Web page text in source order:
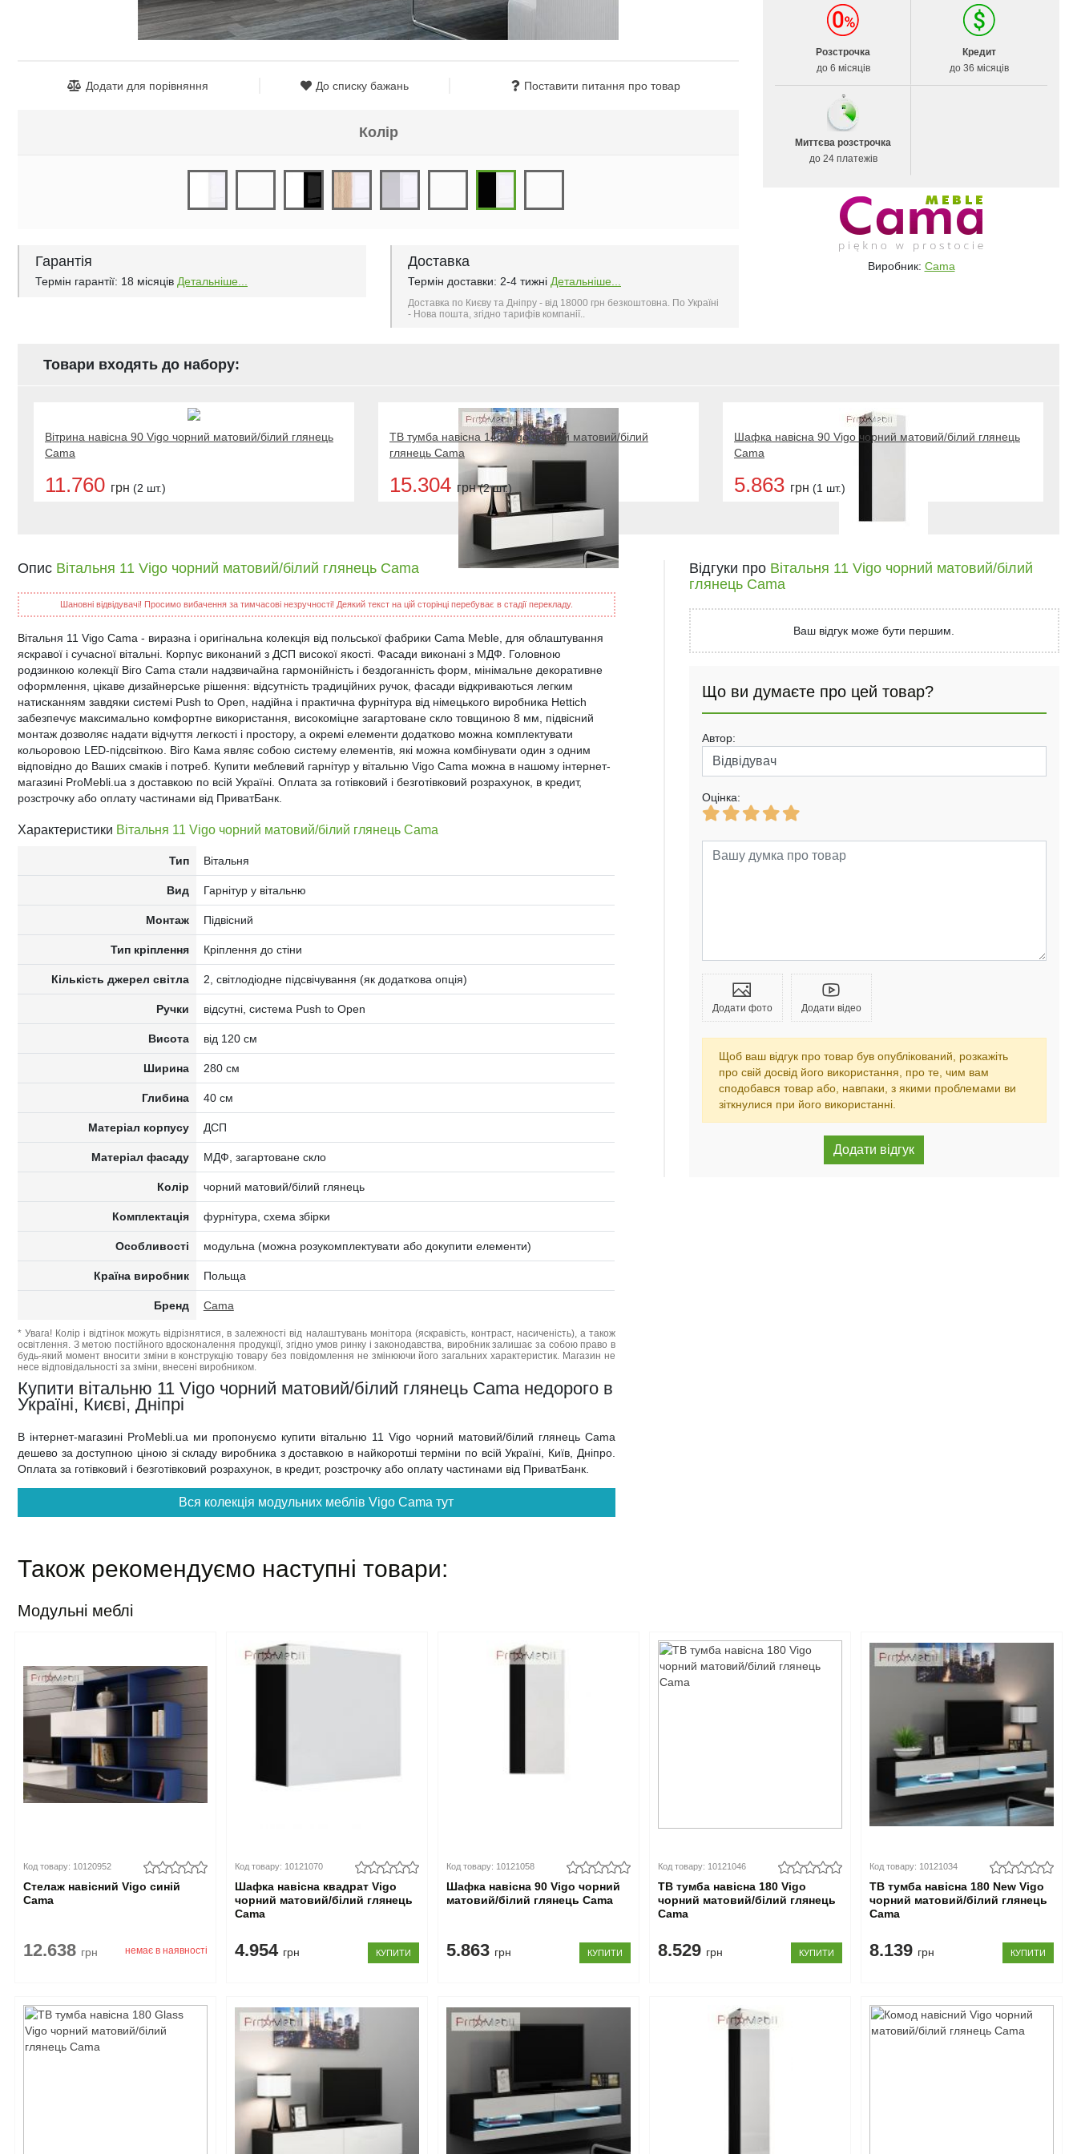
Додати для порівняння До списку бажань Поставити питання про товар
Колір
Гарантія
Термін гарантії: 18 місяців Детальніше...
Доставка
Термін доставки: 2-4 тижні Детальніше...
Доставка по Києву та Дніпру - від 18000 грн безкоштовна. По Україні
- Нова пошта, згідно тарифів компанії..
Розстрочка
до 6 місяців
Кредит
до 36 місяців
Миттєва розстрочка
до 24 платежів
Виробник: Cama
Товари входять до набору:
Вітрина навісна 90 Vigo чорний матовий/білий глянець
Cama
11.760 грн (2 шт.)
ТВ тумба навісна 140 Vigo чорний матовий/білий
глянець Cama
15.304 грн(2 шт.)
Шафка навісна 90 Vigo чорний матовий/білий глянець
Cama
5.863 грн (1 шт.)
Опис Вітальня 11 Vigo чорний матовий/білий глянець Cama
Шановні відвідувачі! Просимо вибачення за тимчасові незручності! Деякий текст на цій сторінці перебуває в стадії перекладу.
Вітальня 11 Vigo Cama - виразна і оригінальна колекція від польської фабрики Cama Meble, для облаштування
яскравої і сучасної вітальні. Корпус виконаний з ДСП високої якості. Фасади виконані з МДФ. Головною
родзинкою колекції Віго Cama стали надзвичайна гармонійність і бездоганність форм, мінімальне декоративне
оформлення, цікаве дизайнерське рішення: відсутність традиційних ручок, фасади відкриваються легким
натисканням завдяки системі Push to Open, надійна і практична фурнітура від німецького виробника Hettich
забезпечує максимально комфортне використання, високоміцне загартоване скло товщиною 8 мм, підвісний
монтаж дозволяє надати відчуття легкості і простору, а окремі елементи додатково можна комплектувати
кольоровою LED-підсвіткою. Віго Кама являє собою систему елементів, які можна комбінувати один з одним
відповідно до Ваших смаків і потреб. Купити меблевий гарнітур у вітальню Vigo Cama можна в нашому інтернет-
магазині ProMebli.ua з доставкою по всій Україні. Оплата за готівковий і безготівковий розрахунок, в кредит,
розстрочку або оплату частинами від ПриватБанк.
Характеристики Вітальня 11 Vigo чорний матовий/білий глянець Cama
Тип Вітальня
Вид Гарнітур у вітальню
Монтаж Підвісний
Тип кріплення Кріплення до стіни
Кількість джерел світла 2, світлодіодне підсвічування (як додаткова опція)
Ручки відсутні, система Push to Open
Висота від 120 см
Ширина 280 см
Глибина 40 см
Матеріал корпусу ДСП
Матеріал фасаду МДФ, загартоване скло
Колір чорний матовий/білий глянець
Комплектація фурнітура, схема збірки
Особливості модульна (можна розукомплектувати або докупити елементи)
Країна виробник Польща
Бренд Cama
* Увага! Колір і відтінок можуть відрізнятися, в залежності від налаштувань монітора (яскравість, контраст, насиченість), а також
освітлення. З метою постійного вдосконалення продукції, згідно умов ринку і законодавства, виробник залишає за собою право в
будь-який момент вносити зміни в конструкцію товару без повідомлення не змінюючи його загальних характеристик. Магазин не
несе відповідальності за зміни, внесені виробником.
Купити вітальню 11 Vigo чорний матовий/білий глянець Cama недорого в
Україні, Києві, Дніпрі
В інтернет-магазині ProMebli.ua ми пропонуємо купити вітальню 11 Vigo чорний матовий/білий глянець Cama
дешево за доступною ціною зі складу виробника з доставкою в найкоротші терміни по всій Україні, Київ, Дніпро.
Оплата за готівковий і безготівковий розрахунок, в кредит, розстрочку або оплату частинами від ПриватБанк.
Вся колекція модульних меблів Vigo Cama тут
Відгуки про Вітальня 11 Vigo чорний матовий/білий
глянець Cama
Ваш відгук може бути першим.
Що ви думаєте про цей товар?
Автор:
Оцінка:
Додати фото Додати відео
Щоб ваш відгук про товар був опублікований, розкажіть
про свій досвід його використання, про те, чим вам
сподобався товар або, навпаки, з якими проблемами ви
зіткнулися при його використанні.
Також рекомендуємо наступні товари:
Модульні меблі
Код товару: 10120952
Стелаж навісний Vigo синій
Cama
12.638 грн немає в наявності
Код товару: 10121070
Шафка навісна квадрат Vigo
чорний матовий/білий глянець
Cama
4.954 грн КУПИТИ
Код товару: 10121058
Шафка навісна 90 Vigo чорний
матовий/білий глянець Cama
5.863 грн КУПИТИ
Код товару: 10121046
ТВ тумба навісна 180 Vigo
чорний матовий/білий глянець
Cama
8.529 грн КУПИТИ
Код товару: 10121034
ТВ тумба навісна 180 New Vigo
чорний матовий/білий глянець
Cama
8.139 грн КУПИТИ